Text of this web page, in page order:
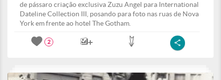
de pássaro criação exclusiva Zuzu Angel para International
Dateline Collection III, posando para foto nas ruas de Nova
York em frente ao hotel The Gotham.
2